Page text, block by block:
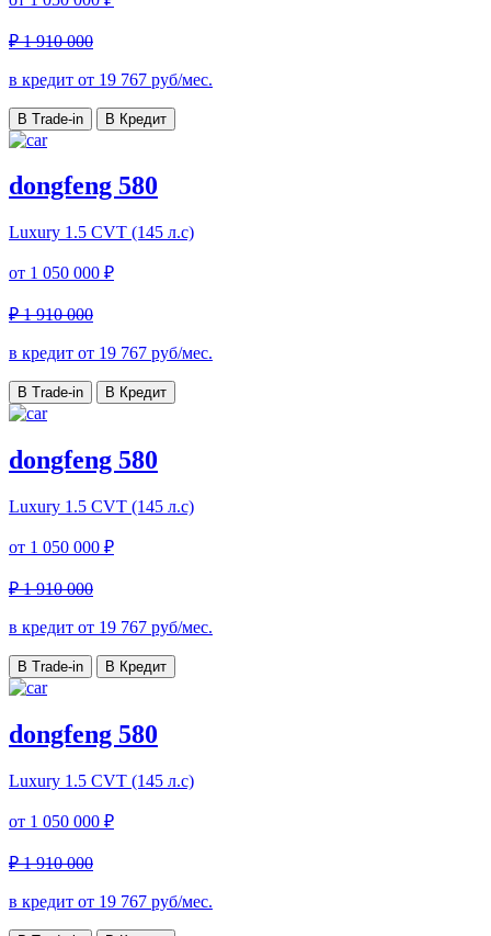
₽ 1 910 000
в кредит от 19 767 руб/мес.
В Trade-in В Кредит
dongfeng 580
Luxury 1.5 CVT (145 л.с)
от 1 050 000 ₽
₽ 1 910 000
в кредит от 19 767 руб/мес.
В Trade-in В Кредит
dongfeng 580
Luxury 1.5 CVT (145 л.с)
от 1 050 000 ₽
₽ 1 910 000
в кредит от 19 767 руб/мес.
В Trade-in В Кредит
dongfeng 580
Luxury 1.5 CVT (145 л.с)
от 1 050 000 ₽
₽ 1 910 000
в кредит от 19 767 руб/мес.